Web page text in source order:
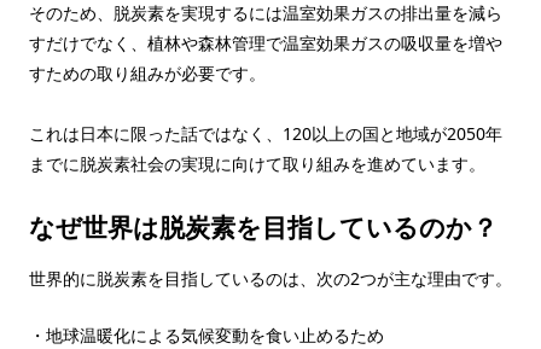
そのため、脱炭素を実現するには温室効果ガスの排出量を減ら
すだけでなく、植林や森林管理で温室効果ガスの吸収量を増や
すための取り組みが必要です。
これは日本に限った話ではなく、120以上の国と地域が2050年
までに脱炭素社会の実現に向けて取り組みを進めています。
なぜ世界は脱炭素を目指しているのか？
世界的に脱炭素を目指しているのは、次の2つが主な理由です。
・地球温暖化による気候変動を食い止めるため